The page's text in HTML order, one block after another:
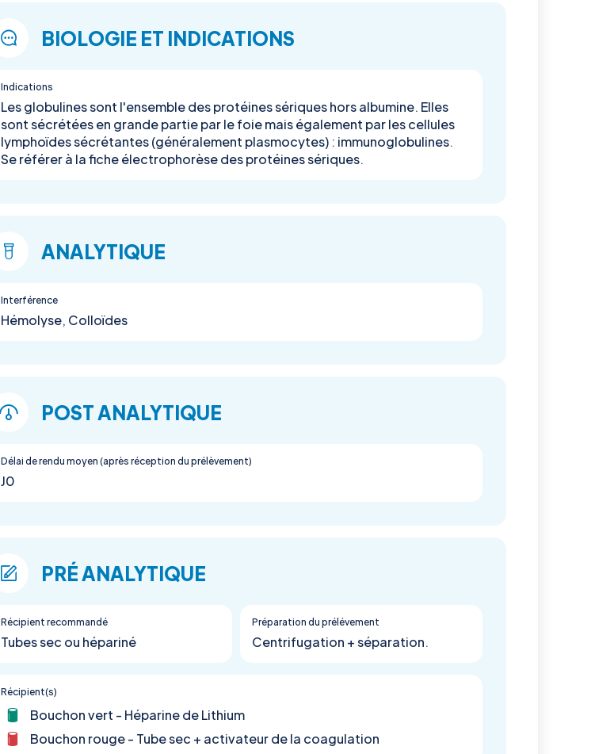
BIOLOGIE ET INDICATIONS
Indications
Les globulines sont l'ensemble des protéines sériques hors albumine. Elles
sont sécrétées en grande partie par le foie mais également par les cellules
lymphoïdes sécrétantes (généralement plasmocytes) : immunoglobulines.
Se référer à la fiche électrophorèse des protéines sériques.
ANALYTIQUE
Interférence
Hémolyse, Colloïdes
POST ANALYTIQUE
Délai de rendu moyen (après réception du prélèvement)
J0
PRÉ ANALYTIQUE
Récipient recommandé
Tubes sec ou hépariné
Préparation du prélévement
Centrifugation + séparation.
Récipient(s)
Bouchon vert - Héparine de Lithium
Bouchon rouge - Tube sec + activateur de la coagulation